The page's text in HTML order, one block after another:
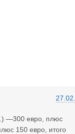
—300 евро, плюс
150 евро, итого